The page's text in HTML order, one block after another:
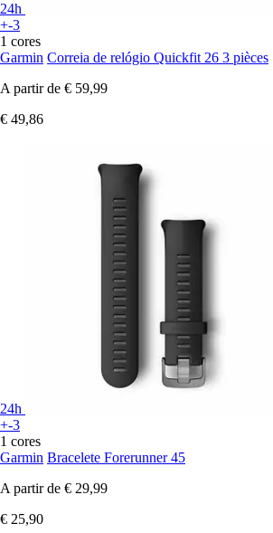
24h
+-3
1 cores
Garmin Correia de relógio Quickfit 26 3 pièces
A partir de € 59,99
€ 49,86
24h
+-3
1 cores
Garmin Bracelete Forerunner 45
A partir de € 29,99
€ 25,90